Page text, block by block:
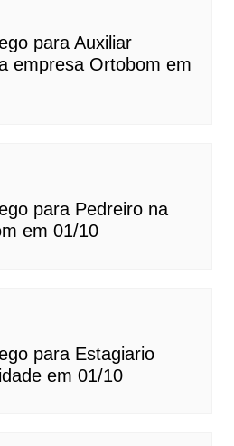
para Auxiliar
empresa Ortobom em
para Pedreiro na
em 01/10
para Estagiario
em 01/10